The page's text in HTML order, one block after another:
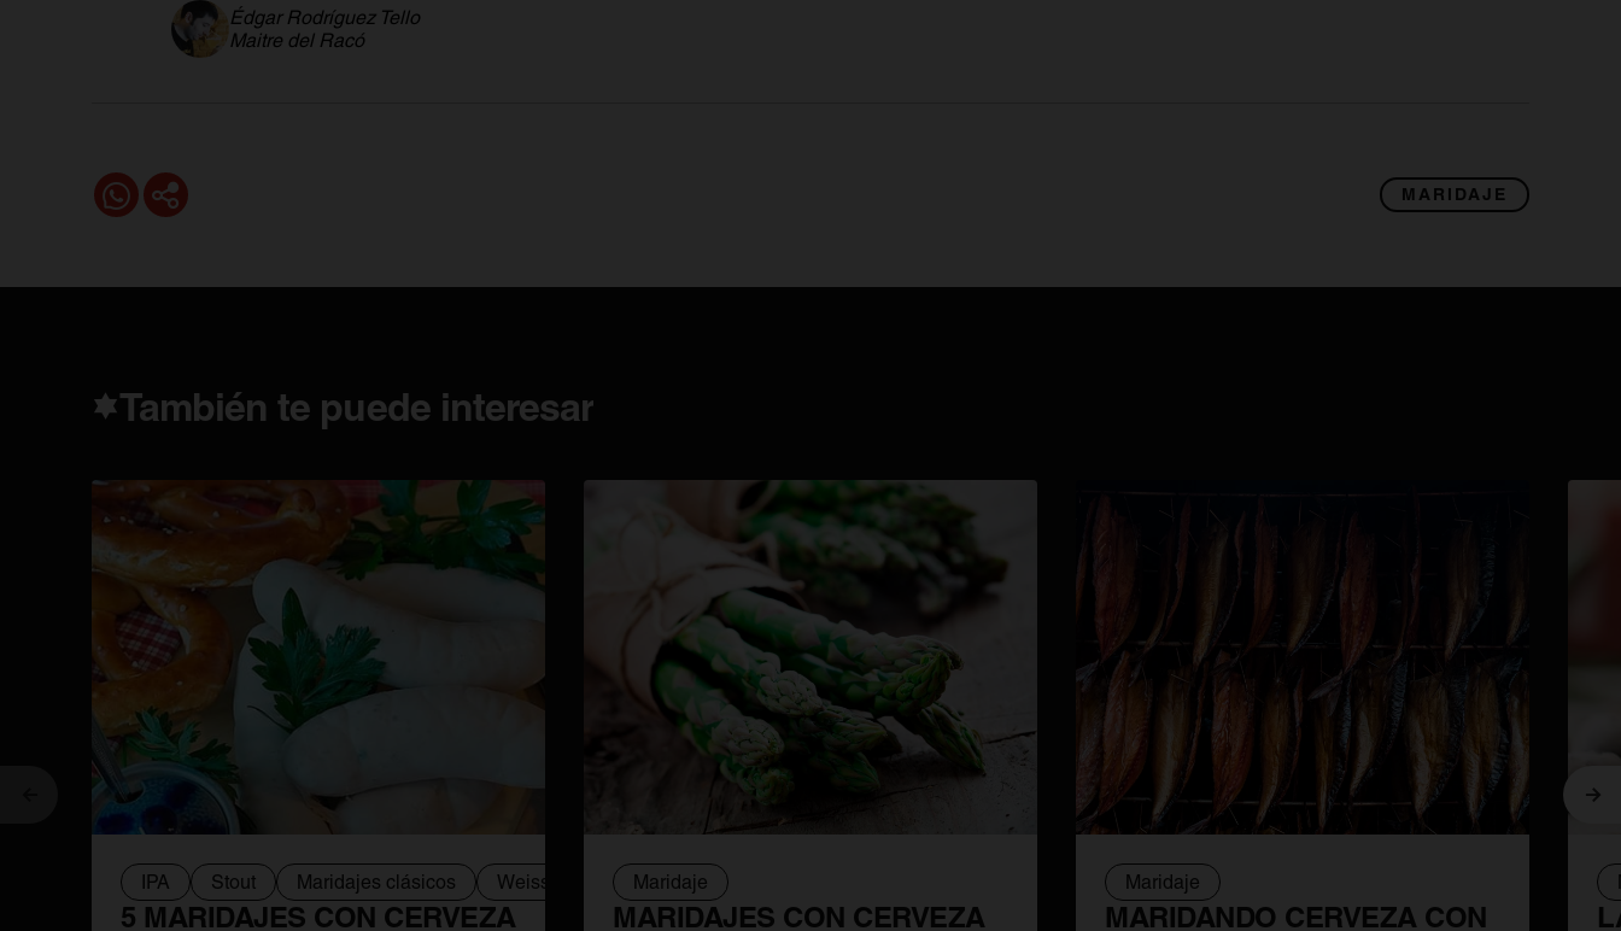
Édgar Rodríguez Tello
Maitre del Racó
MARIDAJE
También te puede interesar
IPA Stout Maridajes clásicos Weissbier Barleywine
5 MARIDAJES CON CERVEZA
Maridaje
MARIDAJES CON CERVEZA
Maridaje
MARIDANDO CERVEZA CON